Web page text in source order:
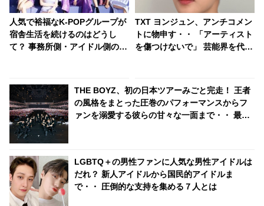
人気で裕福なK-POPグループが
宿舎生活を続けるのはどうし
て？ 事務所側・アイドル側のメ
TXT ヨンジュン、アンチコメン
トに物申す・・ 「アーティスト
を傷つけないで」 芸能界を代表
THE BOYZ、初の日本ツアーみごと完走！ 王者
の風格をまとった圧巻のパフォーマンスからフ
ァンを溺愛する彼らの甘々な一面まで・・ 最終
LGBTQ＋の男性ファンに人気な男性アイドルは
だれ？ 新人アイドルから国民的アイドルま
で・・ 圧倒的な支持を集める７人とは